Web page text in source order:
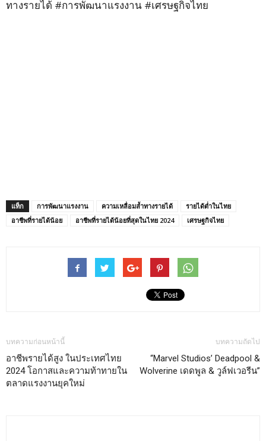
ทางรายได้ #การพัฒนาแรงงาน #เศรษฐกิจไทย
แท็ก การพัฒนาแรงงาน ความเหลื่อมล้ำทางรายได้
รายได้ต่ำในไทย
อาชีพที่รายได้น้อย
อาชีพที่รายได้น้อยที่สุดในไทย 2024 เศรษฐกิจไทย
บทความก่อนหน้านี้
อาชีพรายได้สูง ในประเทศไทย
2024 โอกาสและความท้าทายใน
ตลาดแรงงานยุคใหม่
บทความถัดไป
“Marvel Studios’ Deadpool &
Wolverine เดดพูล & วูล์ฟเวอรีน”